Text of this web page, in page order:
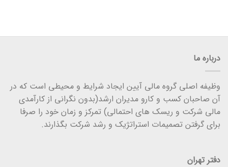
درباره ما
وظیفه اصلی گروه مالی آیین ایجاد شرایط و محیطی است که در
آن صاحبان کسب و کارو مدیران ارشد(بدون نگرانی از کارآمدی
مالی شرکت و ریسک های احتمالی) تمرکز و زمان خود را صرفا
برای گرفتن تصمیمات استراتژیک و رشد شرکت بگذارند.
دفتر تهران